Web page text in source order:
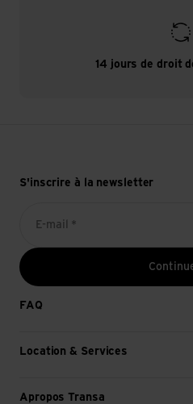
14 jours de droit
S'inscrire à la newsletter
E-mail *
FAQ
Location & Services
Apropos Transa